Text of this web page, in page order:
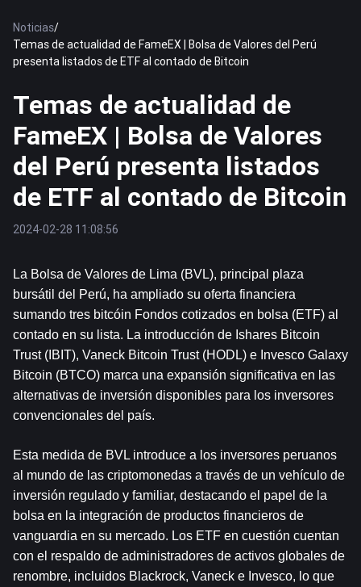
Noticias/
Temas de actualidad de FameEX | Bolsa de Valores del Perú
presenta listados de ETF al contado de Bitcoin
Temas de actualidad de
FameEX | Bolsa de Valores
del Perú presenta listados
de ETF al contado de Bitcoin
2024-02-28 11:08:56
La Bolsa de Valores de Lima (BVL), principal plaza
bursátil del Perú, ha ampliado su oferta financiera
sumando tres bitcóin Fondos cotizados en bolsa (ETF) al
contado en su lista. La introducción de Ishares Bitcoin
Trust (IBIT), Vaneck Bitcoin Trust (HODL) e Invesco Galaxy
Bitcoin (BTCO) marca una expansión significativa en las
alternativas de inversión disponibles para los inversores
convencionales del país.
Esta medida de BVL introduce a los inversores peruanos
al mundo de las criptomonedas a través de un vehículo de
inversión regulado y familiar, destacando el papel de la
bolsa en la integración de productos financieros de
vanguardia en su mercado. Los ETF en cuestión cuentan
con el respaldo de administradores de activos globales de
renombre, incluidos Blackrock, Vaneck e Invesco, lo que